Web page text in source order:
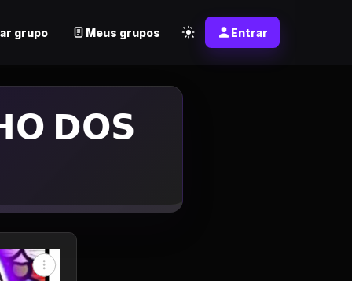
grupo Meus grupos Entrar
𝗗𝗢𝗦